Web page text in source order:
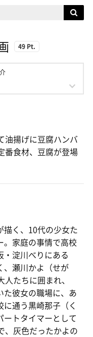
49 Pt.
揚げに豆腐ハンバ
番食材、豆腐が登場
描く、10代の少女た
。家庭の事情で高校
・淀川べりにある
、瀬川かよ（せが
たちに囲まれ、
た彼女の職場に、あ
通う黒崎那子（く
ートタイマーとして
、灰色だったかよの